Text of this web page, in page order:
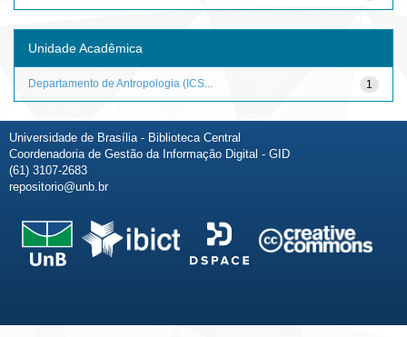
Unidade Acadêmica
1
Departamento de Antropologia (ICS...
Universidade de Brasília - Biblioteca Central
Coordenadoria de Gestão da Informação Digital - GID
(61) 3107-2683
repositorio@unb.br